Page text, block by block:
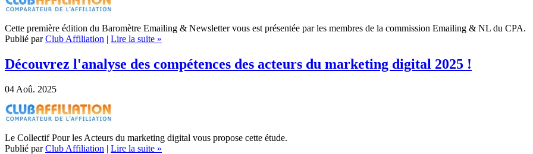
Cette première édition du Baromètre Emailing & Newsletter vous est présentée par les membres de la commission Emailing & NL du CPA.
Publié parClub Affiliation | Lire la suite »
Découvrez l'analyse des compétences des acteurs du marketing digital 2025 !
04 Aoû. 2025
Le Collectif Pour les Acteurs du marketing digital vous propose cette étude.
Publié parClub Affiliation | Lire la suite »